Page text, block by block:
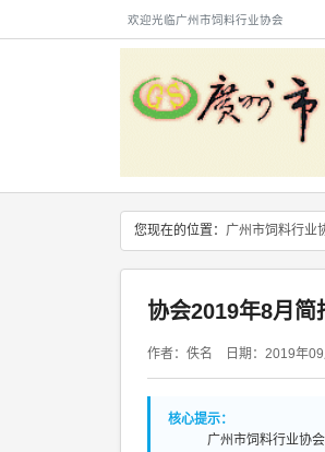
欢迎光临广州市饲料行业协会
您现在的位置： 广州市饲料行业
协会2019年8月简
作者：佚名 日期：2019年
核心提示：
广州市饲料行业协会